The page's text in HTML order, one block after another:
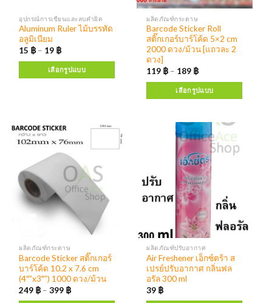
ผลิตภัณฑ์ปรับอากาศ
Air Freshener เอ็กซ์ตร้า ส
เปรย์ปรับอากาศ กลิ่นฟล
อรัล 300 ml
39 ฿
อุปกรณ์การเขียนและลบคำผิด
Aluminum Ruler ไม้บรรทัด
อลูมิเนียม
15 ฿ – 19 ฿
เลือกรูปแบบ
ผลิตภัณฑ์กระดาษ
Barcode Sticker Roll
สติ๊กเกอร์บาร์โค้ด 5×2 cm
2000 ดวง/ม้วน [แถวละ 2
ดวง]
119 ฿ – 189 ฿
เลือกรูปแบบ
ผลิตภัณฑ์กระดาษ
Barcode Sticker สติ๊กเกอร์
บาร์โค้ด 10.2 x 7.6 cm
(4″”x3″”) 1000 ดวง/ม้วน
249 ฿ –399 ฿